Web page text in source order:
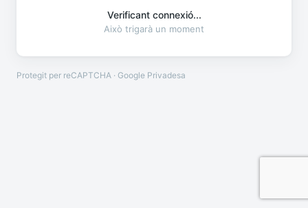
Verificant connexió...
Això trigarà un moment
Protegit per reCAPTCHA · Google Privadesa